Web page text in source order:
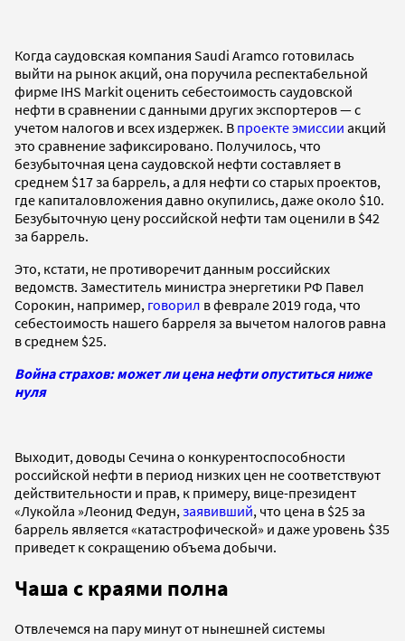
Когда саудовская компания Saudi Aramco готовилась
выйти на рынок акций, она поручила респектабельной
фирме IHS Markit оценить себестоимость саудовской
нефти в сравнении с данными других экспортеров — с
учетом налогов и всех издержек. В проекте эмиссии акций
это сравнение зафиксировано. Получилось, что
безубыточная цена саудовской нефти составляет в
среднем $17 за баррель, а для нефти со старых проектов,
где капиталовложения давно окупились, даже около $10.
Безубыточную цену российской нефти там оценили в $42
за баррель.
Это, кстати, не противоречит данным российских
ведомств. Заместитель министра энергетики РФ Павел
Сорокин, например, говорил в феврале 2019 года, что
себестоимость нашего барреля за вычетом налогов равна
в среднем $25.
Война страхов: может ли цена нефти опуститься ниже
нуля
Выходит, доводы Сечина о конкурентоспособности
российской нефти в период низких цен не соответствуют
действительности и прав, к примеру, вице-президент
«Лукойла »Леонид Федун, заявивший, что цена в $25 за
баррель является «катастрофической» и даже уровень $35
приведет к сокращению объема добычи.
Чаша с краями полна
Отвлечемся на пару минут от нынешней системы